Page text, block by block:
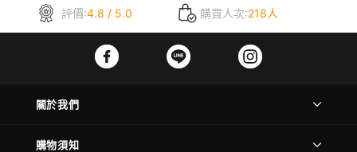
評價:4.8 / 5.0 購買人次:218人
關於我們
購物須知